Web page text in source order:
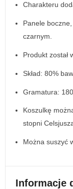
Charakteru
Panele
czarnym.
Produkt został
Skład: 80%
Gramatura:
Koszulkę
stopni
Można suszyć
Informacje